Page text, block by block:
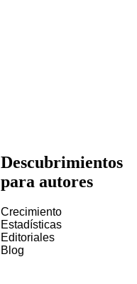
Descubrimientos
para autores
Crecimiento
Estadísticas
Editoriales
Blog